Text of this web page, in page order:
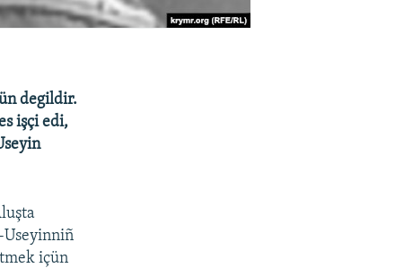
degildir.
işçi edi,
Useyinniñ
içün